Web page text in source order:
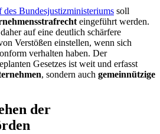
des Bundesjustizministeriums soll
eingeführt werden.
auf eine deutlich schärfere
Verstößen einstellen, wenn sich
verhalten haben. Der
Gesetzes ist weit und erfasst
, sondern auch gemeinnützige
der